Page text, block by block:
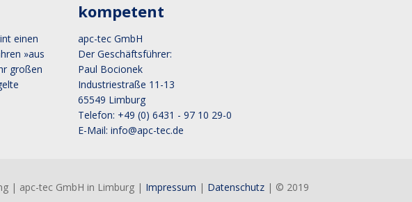
einen
»aus
großen
kompetent
apc-tec GmbH
Der Geschäftsführer:
Paul Bocionek
Industriestraße 11-13
65549 Limburg
Telefon: +49 (0) 6431 - 97 10 29-0
E-Mail:info@apc-tec.de
| apc-tec GmbH in Limburg | Impressum | Datenschutz | © 2019